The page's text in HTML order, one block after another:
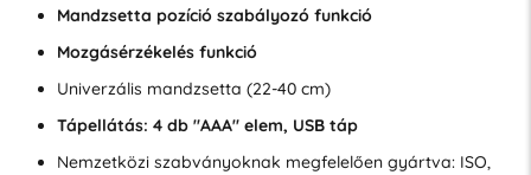
Mandzsetta pozíció szabályozó funkció
Mozgásérzékelés funkció
Univerzális mandzsetta (22-40 cm)
Tápellátás: 4 db "AAA" elem, USB táp
Nemzetközi szabványoknak megfelelően gyártva: ISO,